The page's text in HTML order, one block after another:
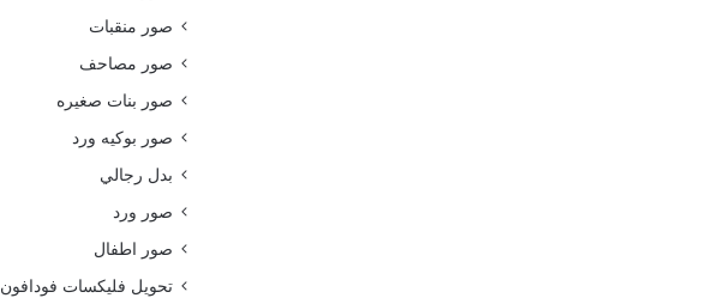
صور منقبات
صور مصاحف
صور بنات صغيره
صور بوكيه ورد
بدل رجالي
صور ورد
صور اطفال
تحويل فليكسات فودافون